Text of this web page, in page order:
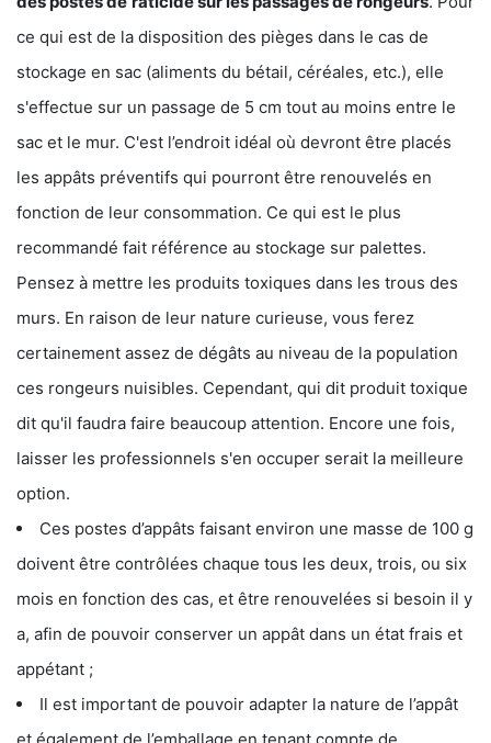
ce qui est de la disposition des pièges dans le cas de
stockage en sac (aliments du bétail, céréales, etc.), elle
s'effectue sur un passage de 5 cm tout au moins entre le
sac et le mur. C'est l’endroit idéal où devront être placés
les appâts préventifs qui pourront être renouvelés en
fonction de leur consommation. Ce qui est le plus
recommandé fait référence au stockage sur palettes.
Pensez à mettre les produits toxiques dans les trous des
murs. En raison de leur nature curieuse, vous ferez
certainement assez de dégâts au niveau de la population
ces rongeurs nuisibles. Cependant, qui dit produit toxique
dit qu'il faudra faire beaucoup attention. Encore une fois,
laisser les professionnels s'en occuper serait la meilleure
option.
Ces postes d’appâts faisant environ une masse de 100 g
doivent être contrôlées chaque tous les deux, trois, ou six
mois en fonction des cas, et être renouvelées si besoin il y
a, afin de pouvoir conserver un appât dans un état frais et
appétant ;
Il est important de pouvoir adapter la nature de l’appât
et également de l’emballage en tenant compte de